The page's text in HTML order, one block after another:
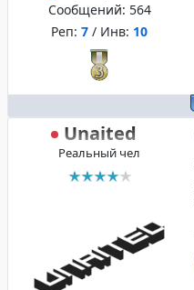
Сообщений: 564
Реп: 7 / Инв: 10
Unaited
Реальный чел